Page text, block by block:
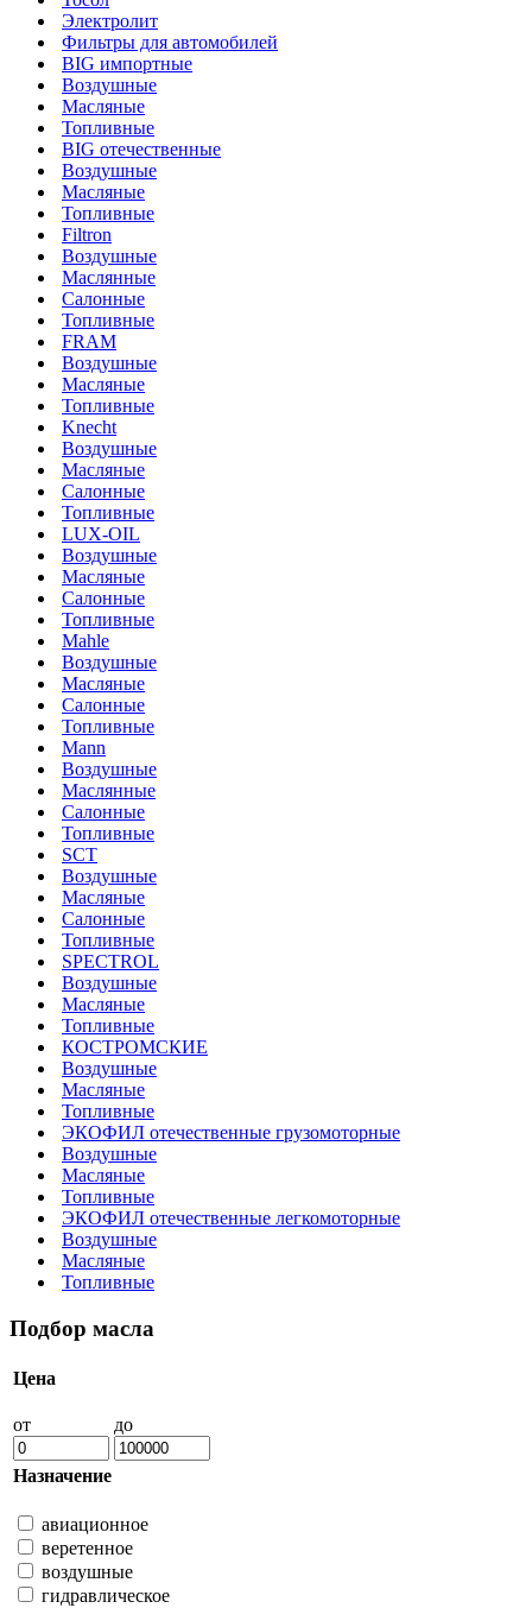
Электролит
Фильтры для автомобилей
BIG импортные
Воздушные
Масляные
Топливные
BIG отечественные
Воздушные
Масляные
Топливные
Filtron
Воздушные
Маслянные
Салонные
Топливные
FRAM
Воздушные
Масляные
Топливные
Knecht
Воздушные
Масляные
Салонные
Топливные
LUX-OIL
Воздушные
Масляные
Салонные
Топливные
Mahle
Воздушные
Масляные
Салонные
Топливные
Mann
Воздушные
Маслянные
Салонные
Топливные
SCT
Воздушные
Масляные
Салонные
Топливные
SPECTROL
Воздушные
Масляные
Топливные
КОСТРОМСКИЕ
Воздушные
Масляные
Топливные
ЭКОФИЛ отечественные грузомоторные
Воздушные
Масляные
Топливные
ЭКОФИЛ отечественные легкомоторные
Воздушные
Масляные
Топливные
Подбор масла
Цена
от до
Назначение
авиационное
веретенное
воздушные
гидравлическое